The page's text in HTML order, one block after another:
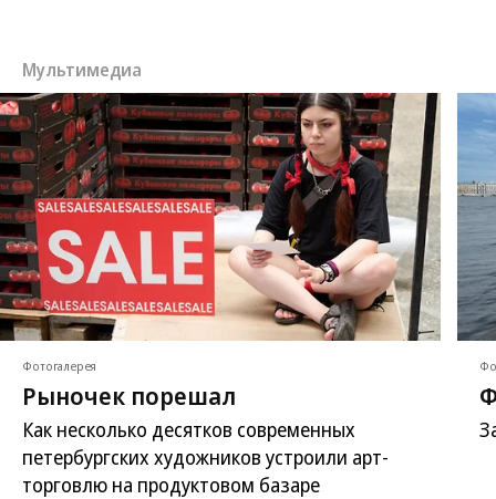
Мультимедиа
Фотогалерея
Рыночек порешал
Как несколько десятков современных
петербургских художников устроили арт-
торговлю на продуктовом базаре